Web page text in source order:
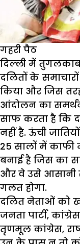
गहरी पैठ
दिल्ली में
दलितों के
किया और जिस
आंदोलन का
साफ करता है कि
नहीं है. ऊंची
25 सालों में
बनाई है जिस का
और वे उसे आसानी
गलत होगा.
दलित नेताओं को
जनता पार्टी,
तृणमूल कांग्रेस,